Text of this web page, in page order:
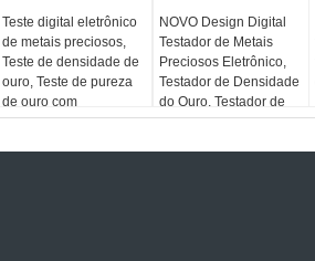
Teste digital eletrônico
de metais preciosos,
Teste de densidade de
ouro, Teste de pureza
impressora AU-2000K
NOVO Design Digital
Testador de Metais
Preciosos Eletrônico,
Testador de Densidade
Pureza do Ouro com